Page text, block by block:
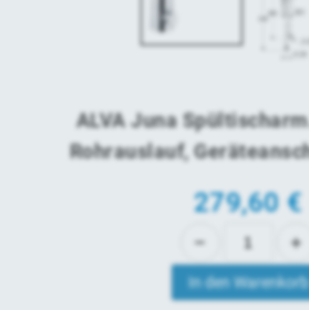
ALVA Juna
Rohrauslauf,
279,60€
In den Warenkorb